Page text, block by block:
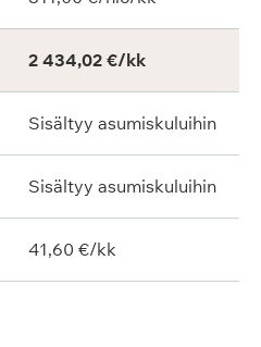
2 434,02 €/kk
Sisältyy asumiskuluihin
Sisältyy asumiskuluihin
41,60 €/kk